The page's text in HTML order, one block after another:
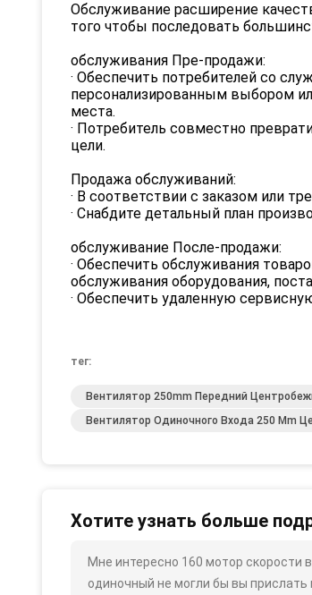
Обслуживание расширение
того чтобы последовать
обслуживания Пре-продажи:
· Обеспечить потребителей со
персонализированным выбором
места.
· Потребитель совместно
цели.
Продажа обслуживаний:
· В соответствии с заказом или
· Снабдите детальный план
обслуживание После-продажи:
· Обеспечить обслуживания
обслуживания оборудования,
· Обеспечить удаленную
тег:
Вентилятор 250mm Передний
Вентилятор Одиночного Входа 250 Mm
Хотите узнать больше
Мне интересно 160 мотор скорости
одиночный не могли бы вы